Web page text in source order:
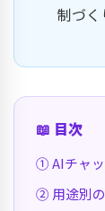
制づく
📖 目次
① AIチャッ
② 用途別